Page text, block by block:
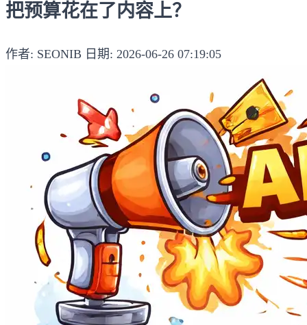
把预算花在了内容上？
作者: SEONIB 日期: 2026-06-26 07:19:05